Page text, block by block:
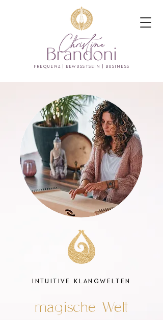
FREQUENZ | BEWUSSTSEIN | BUSINESS
INTUITIVE KLANGWELTEN
magische Welt